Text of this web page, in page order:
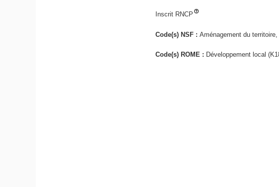
Inscrit RNCP
Code(s) NSF :Aménagement du
Code(s) ROME : Développement local